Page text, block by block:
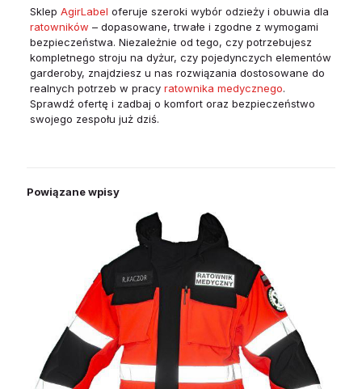
Sklep AgirLabel oferuje szeroki wybór odzieży i obuwia dla
ratowników – dopasowane, trwałe i zgodne z wymogami
bezpieczeństwa. Niezależnie od tego, czy potrzebujesz
kompletnego stroju na dyżur, czy pojedynczych elementów
garderoby, znajdziesz u nas rozwiązania dostosowane do
realnych potrzeb w pracy ratownika medycznego.
Sprawdź ofertę i zadbaj o komfort oraz bezpieczeństwo
swojego zespołu już dziś.
Powiązane wpisy